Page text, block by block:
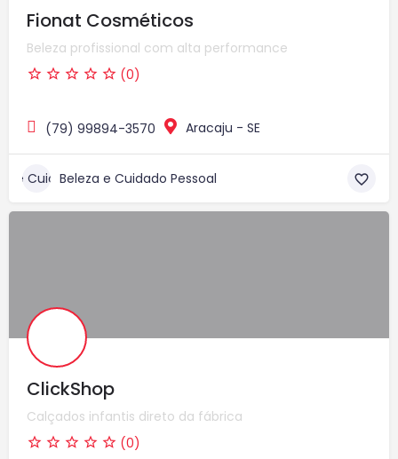
Fionat Cosméticos
Beleza profissional com alta performance
(0)
(79) 99894-3570 Aracaju - SE
Beleza e Cuidado Pessoal
ClickShop
Calçados infantis direto da fábrica
(0)